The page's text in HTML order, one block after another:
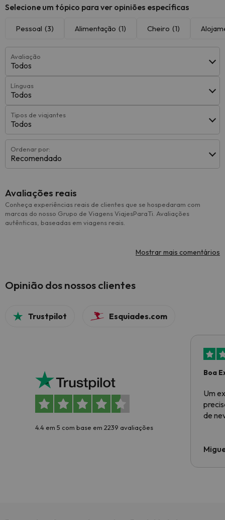
Selecione um tópico para ver opiniões específicas
Pessoal (3) Alimentação (1) Cheiro (1)
Avaliação
Todos
Línguas
Todos
Tipos de viajantes
Todos
Ordenar por:
Recomendado
Avaliações reais
Conheça experiências reais de clientes que se hospedaram com
marcas do nosso Grupo de Viagens ViajesParaTi. Avaliações
autênticas, baseadas em viagens reais.
Mostrar mais comentários
Opinião dos nossos clientes
Trustpilot Esquiades.com
4.4 em 5 com base em 2239 avaliações
Boa
Um
de